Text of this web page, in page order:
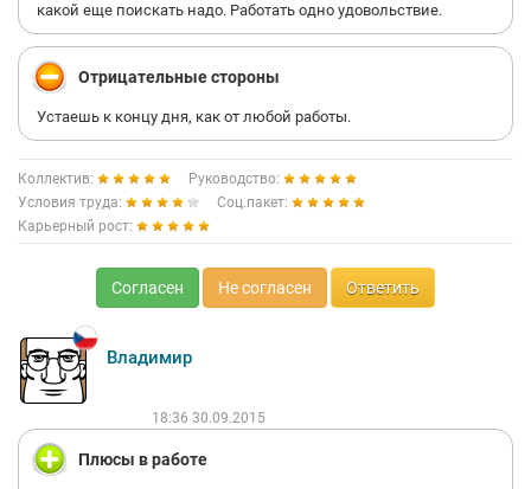
какой еще поискать надо. Работать одно удовольствие.
Отрицательные стороны
Устаешь к концу дня, как от любой работы.
Коллектив:
Руководство:
Условия труда:
Соц.пакет:
Карьерный рост:
Согласен Не согласен Ответить
Владимир
18:36 30.09.2015
Плюсы в работе